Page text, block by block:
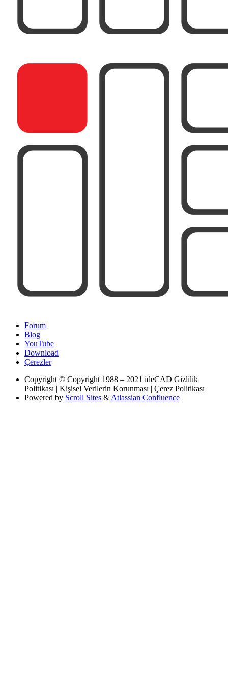
Forum
Blog
YouTube
Download
Çerezler
Copyright © Copyright 1988 – 2021 ideCAD Gizlilik
Politikası | Kişisel Verilerin Korunması | Çerez Politikası
Powered by Scroll Sites & Atlassian Confluence